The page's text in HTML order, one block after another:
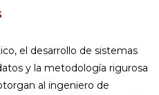
el desarrollo de sistemas
y la metodología rigurosa
al ingeniero de